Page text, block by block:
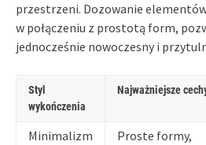
przestrzeni. Dozowanie
w połączeniu z prostotą form,
jednocześnie nowoczesny i
Styl
wykończenia
Najważniejsze
Minimalizm
Proste formy,